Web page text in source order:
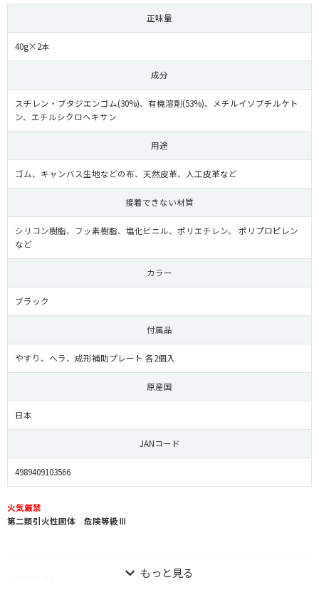
正味量
40g×2本
成分
スチレン・ブタジエンゴム(30%)、有機溶剤(53%)、メチルイソブチルケト
ン、エチルシクロヘキサン
用途
ゴム、キャンバス生地などの布、天然皮革、人工皮革など
接着できない材質
シリコン樹脂、フッ素樹脂、塩化ビニル、ポリエチレン、 ポリプロピレン
など
カラー
ブラック
付属品
やすり、ヘラ、成形補助プレート 各2個入
原産国
日本
JANコード
4989409103566
火気厳禁
第二類引火性固体 危険等級Ⅲ